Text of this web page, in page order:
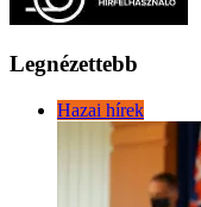
Legnézettebb
Hazai hírek